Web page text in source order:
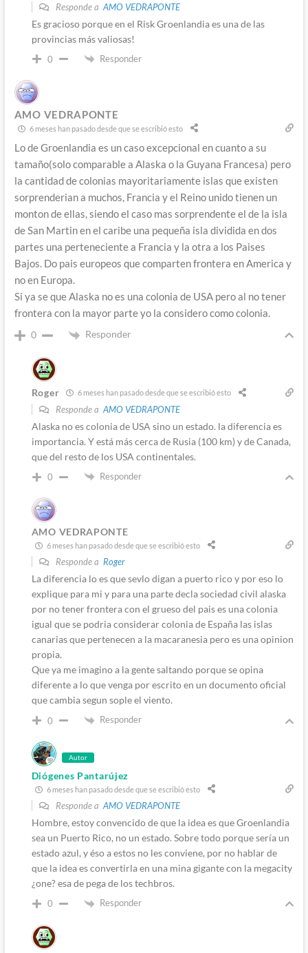
Responde a AMO VEDRAPONTE
Es gracioso porque en el Risk Groenlandia es una de las
provincias más valiosas!
0 Responder
AMO VEDRAPONTE
6 meses han pasado desde que se escribió esto
Lo de Groenlandia es un caso excepcional en cuanto a su
tamaño(solo comparable a Alaska o la Guyana Francesa) pero
la cantidad de colonias mayoritariamente islas que existen
sorprenderian a muchos, Francia y el Reino unido tienen un
monton de ellas, siendo el caso mas sorprendente el de la isla
de San Martin en el caribe una pequeña isla dividida en dos
partes una perteneciente a Francia y la otra a los Paises
Bajos. Do pais europeos que comparten frontera en America y
no en Europa.
Si ya se que Alaska no es una colonia de USA pero al no tener
frontera con la mayor parte yo la considero como colonia.
0 Responder
Roger 6 meses han pasado desde que se escribió esto
Responde a AMO VEDRAPONTE
Alaska no es colonia de USA sino un estado. la diferencia es
importancia. Y está más cerca de Rusia (100 km) y de Canada,
que del resto de los USA continentales.
0 Responder
AMO VEDRAPONTE
6 meses han pasado desde que se escribió esto
Responde a Roger
La diferencia lo es que sevlo digan a puerto rico y por eso lo
explique para mi y para una parte decla sociedad civil alaska
por no tener frontera con el grueso del pais es una colonia
igual que se podria considerar colonia de España las islas
canarias que pertenecen a la macaranesia pero es una opinion
propia.
Que ya me imagino a la gente saltando porque se opina
diferente a lo que venga por escrito en un documento oficial
que cambia segun sople el viento.
0 Responder
Autor
Diógenes Pantarújez
6 meses han pasado desde que se escribió esto
Responde a AMO VEDRAPONTE
Hombre, estoy convencido de que la idea es que Groenlandia
sea un Puerto Rico, no un estado. Sobre todo porque sería un
estado azul, y éso a estos no les conviene, por no hablar de
que la idea es convertirla en una mina gigante con la megacity
¿one? esa de pega de los techbros.
0 Responder